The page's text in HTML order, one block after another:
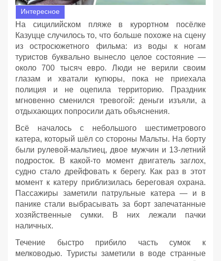
Интересное
На сицилийском пляже в курортном посёлке
Казуцце случилось то, что больше похоже на сцену
из остросюжетного фильма: из воды к ногам
туристов буквально вынесло целое состояние —
около 700 тысяч евро. Люди не верили своим
глазам и хватали купюры, пока не приехала
полиция и не оцепила территорию. Праздник
мгновенно сменился тревогой: деньги изъяли, а
отдыхающих попросили дать объяснения.
Всё началось с небольшого шестиметрового
катера, который шёл со стороны Мальты. На борту
были рулевой‑мальтиец, двое мужчин и 13‑летний
подросток. В какой‑то момент двигатель заглох,
судно стало дрейфовать к берегу. Как раз в этот
момент к катеру приблизилась береговая охрана.
Пассажиры заметили патрульные катера — и в
панике стали выбрасывать за борт запечатанные
хозяйственные сумки. В них лежали пачки
наличных.
Течение быстро прибило часть сумок к
мелководью. Туристы заметили в воде странные